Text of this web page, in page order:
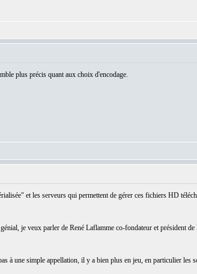
plus précis quant aux choix d'encodage.
et les serveurs qui permettent de gérer ces fichiers HD
je veux parler de René Laflamme co-fondateur et
à une simple appellation, il y a bien plus en jeu, en particulier